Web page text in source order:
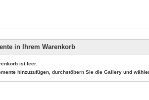
in Ihrem Warenkorb
ist leer.
hinzuzufügen, durchstöbern Sie die Gallery und